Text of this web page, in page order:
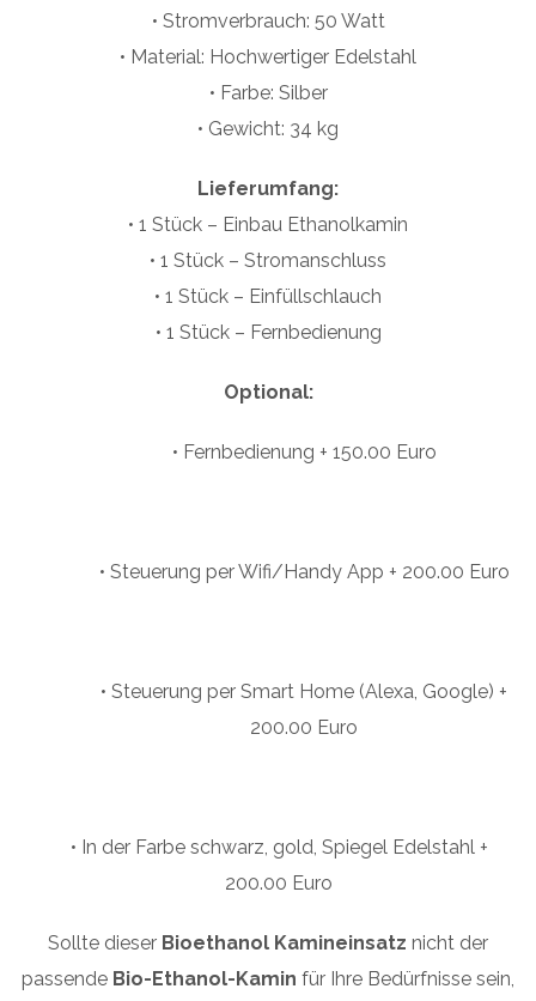
• Stromverbrauch: 50 Watt
• Material: Hochwertiger Edelstahl
• Farbe: Silber
• Gewicht: 34 kg
Lieferumfang:
• 1 Stück – Einbau Ethanolkamin
• 1 Stück – Stromanschluss
• 1 Stück – Einfüllschlauch
• 1 Stück – Fernbedienung
Optional:
• Fernbedienung + 150.00 Euro
• Steuerung per Wifi/Handy App + 200.00 Euro
• Steuerung per Smart Home (Alexa, Google) +
200.00 Euro
• In der Farbe schwarz, gold, Spiegel Edelstahl +
200.00 Euro
Sollte dieser Bioethanol Kamineinsatz nicht der
passende Bio-Ethanol-Kamin für Ihre Bedürfnisse sein,